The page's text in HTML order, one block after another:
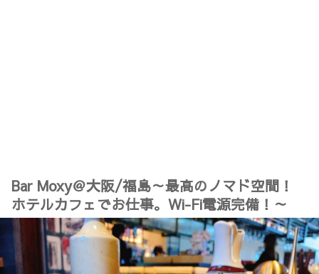
Bar Moxy＠大阪/福島～最高のノマド空間！
ホテルカフェでお仕事。Wi-Fi電源完備！～